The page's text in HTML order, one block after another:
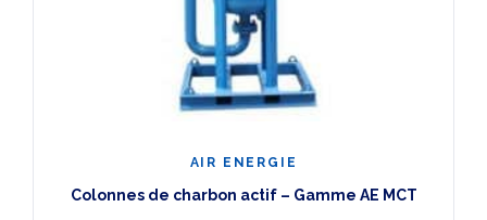
AIR ENERGIE
Colonnes de charbon actif – Gamme AE MCT